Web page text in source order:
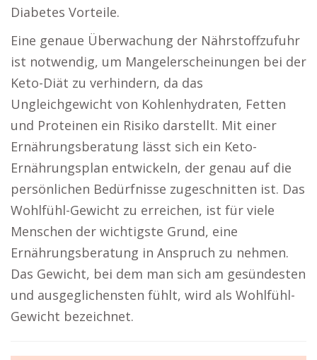
Diabetes Vorteile.
Eine genaue Überwachung der Nährstoffzufuhr
ist notwendig, um Mangelerscheinungen bei der
Keto-Diät zu verhindern, da das
Ungleichgewicht von Kohlenhydraten, Fetten
und Proteinen ein Risiko darstellt. Mit einer
Ernährungsberatung lässt sich ein Keto-
Ernährungsplan entwickeln, der genau auf die
persönlichen Bedürfnisse zugeschnitten ist. Das
Wohlfühl-Gewicht zu erreichen, ist für viele
Menschen der wichtigste Grund, eine
Ernährungsberatung in Anspruch zu nehmen.
Das Gewicht, bei dem man sich am gesündesten
und ausgeglichensten fühlt, wird als Wohlfühl-
Gewicht bezeichnet.